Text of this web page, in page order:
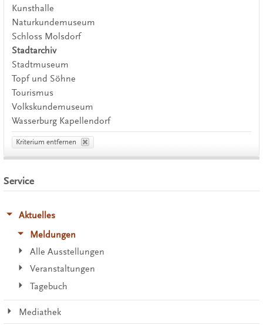
Kunsthalle
Naturkundemuseum
Schloss Molsdorf
Stadtarchiv
Stadtmuseum
Topf und Söhne
Tourismus
Volkskundemuseum
Wasserburg Kapellendorf
Kriterium entfernen
Service
Aktuelles
Meldungen
Alle Ausstellungen
Veranstaltungen
Tagebuch
Mediathek